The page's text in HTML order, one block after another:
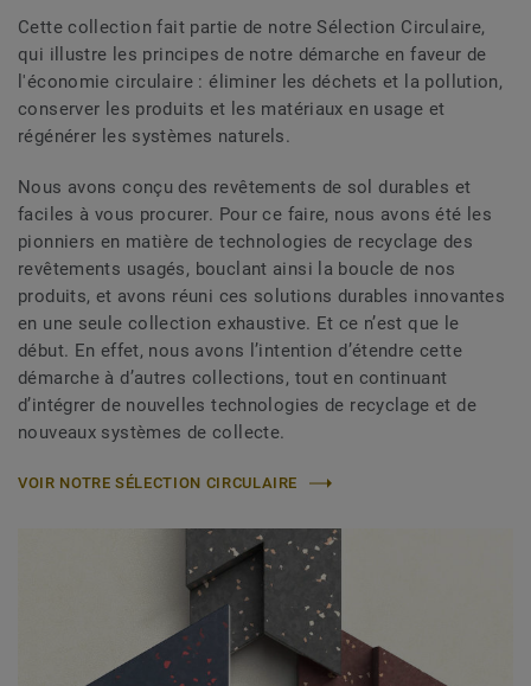
Cette collection fait partie de notre Sélection Circulaire,
qui illustre les principes de notre démarche en faveur de
l'économie circulaire : éliminer les déchets et la pollution,
conserver les produits et les matériaux en usage et
régénérer les systèmes naturels.
Nous avons conçu des revêtements de sol durables et
faciles à vous procurer. Pour ce faire, nous avons été les
pionniers en matière de technologies de recyclage des
revêtements usagés, bouclant ainsi la boucle de nos
produits, et avons réuni ces solutions durables innovantes
en une seule collection exhaustive. Et ce n’est que le
début. En effet, nous avons l’intention d’étendre cette
démarche à d’autres collections, tout en continuant
d’intégrer de nouvelles technologies de recyclage et de
nouveaux systèmes de collecte.
VOIR NOTRE SÉLECTION CIRCULAIRE